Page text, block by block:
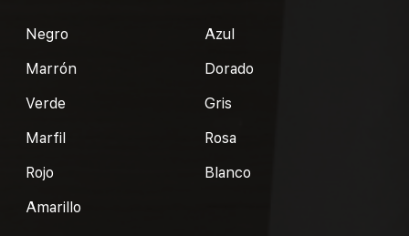
Negro
Azul
Marrón
Dorado
Verde
Gris
Marfil
Rosa
Rojo
Blanco
Amarillo